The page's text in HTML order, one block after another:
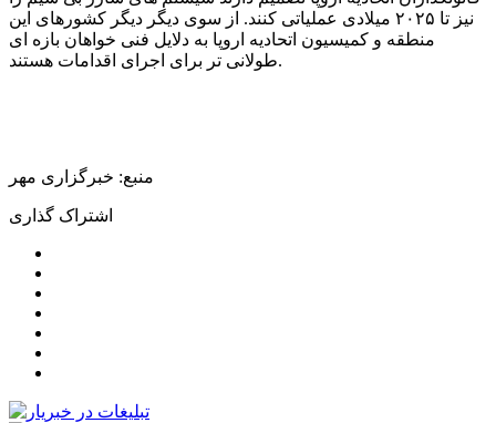
نیز تا ۲۰۲۵ میلادی عملیاتی کنند. از سوی دیگر دیگر کشورهای این
منطقه و کمیسیون اتحادیه اروپا به دلایل فنی خواهان بازه ای
طولانی تر برای اجرای اقدامات هستند.
منبع: خبرگزاری مهر
اشتراک گذاری